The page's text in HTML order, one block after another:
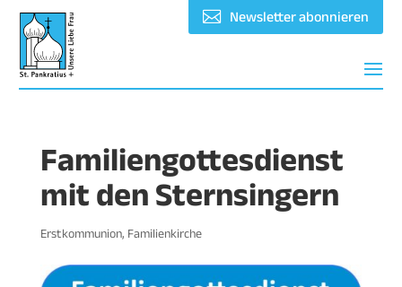
Newsletter abonnieren
Familiengottesdienst
mit den Sternsingern
Erstkommunion, Familienkirche